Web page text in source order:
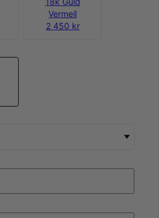
Vermeil
2 450 kr